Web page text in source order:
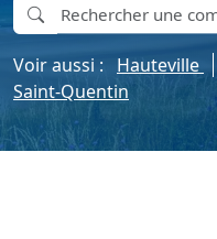
Voir aussi : Hauteville
Saint-Quentin